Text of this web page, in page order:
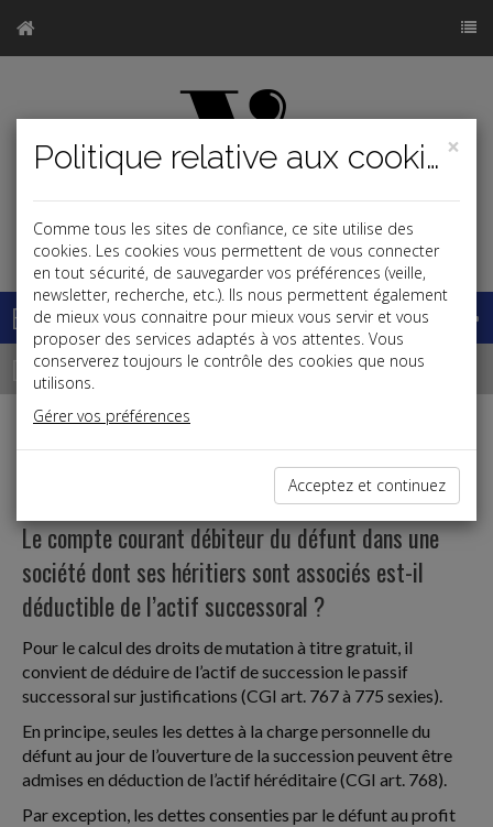
Base documentaire
Dépêches
Le compte courant débiteur du défunt dans une
société dont ses héritiers sont associés est-il
déductible de l’actif successoral ?
Pour le calcul des droits de mutation à titre gratuit, il
convient de déduire de l’actif de succession le passif
successoral sur justifications (CGI art. 767 à 775 sexies).
En principe, seules les dettes à la charge personnelle du
défunt au jour de l’ouverture de la succession peuvent être
admises en déduction de l’actif héréditaire (CGI art. 768).
Par exception, les dettes consenties par le défunt au profit
×
Politique relative aux cookies
Comme tous les sites de confiance, ce site utilise des
cookies. Les cookies vous permettent de vous connecter
en tout sécurité, de sauvegarder vos préférences (veille,
newsletter, recherche, etc.). Ils nous permettent également
de mieux vous connaitre pour mieux vous servir et vous
proposer des services adaptés à vos attentes. Vous
conserverez toujours le contrôle des cookies que nous
utilisons.
Gérer vos préférences
Acceptez et continuez